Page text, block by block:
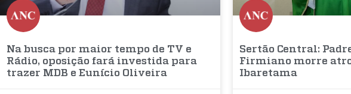
Na busca por maior tempo de TV e
Rádio, oposição fará investida para
trazer MDB e Eunício Oliveira
Sertão Central:
Firmiano morre
Ibaretama